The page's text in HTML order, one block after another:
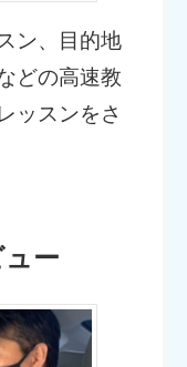
ン、目的地
どの高速教
ッスンをさ
ー